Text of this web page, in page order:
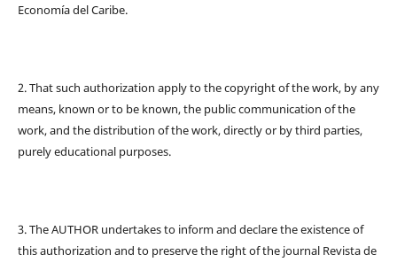
Economía del Caribe.
2. That such authorization apply to the copyright of the work, by any
means, known or to be known, the public communication of the
work, and the distribution of the work, directly or by third parties,
purely educational purposes.
3. The AUTHOR undertakes to inform and declare the existence of
this authorization and to preserve the right of the journal Revista de